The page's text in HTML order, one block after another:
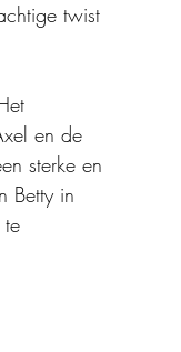
twist
en de
sterke en
Betty in